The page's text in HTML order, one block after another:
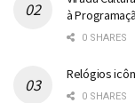
à
0 SHARES
Relógios
0 SHARES